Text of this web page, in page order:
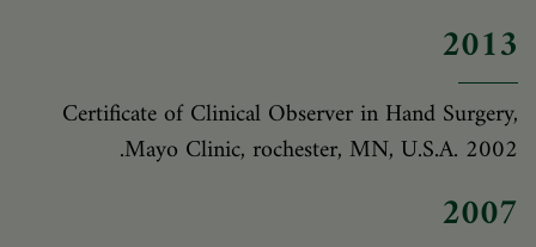
2013
Certificate of Clinical Observer in Hand Surgery,
Mayo Clinic, rochester, MN, U.S.A. 2002.
2007